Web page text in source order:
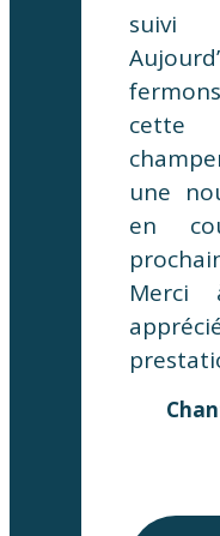
cette
une
en
Merci